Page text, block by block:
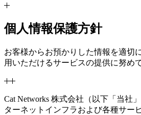
個人情報保護方針
お客様からお預かりした情報を適切
用いただけるサービスの提供に努め
Cat Networks 株式会社（以下「当社
ターネットインフラおよび各種サー